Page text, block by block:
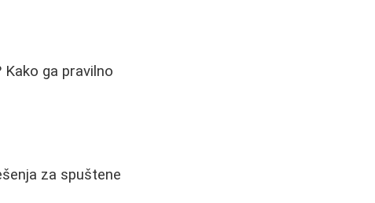
ga pravilno
za spuštene